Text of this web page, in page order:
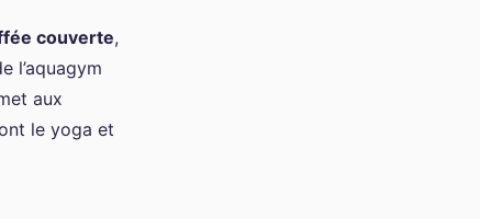
couverte,
l’aquagym
aux
le yoga et